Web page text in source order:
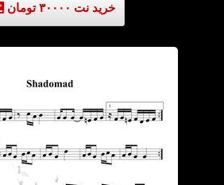
خرید نت ۳۰۰۰۰ تومان